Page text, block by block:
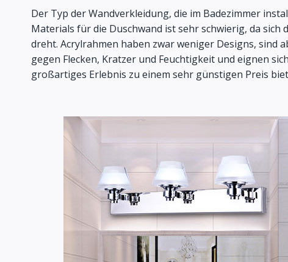
Der Typ der Wandverkleidung, die im Badezimmer
Materials für die Duschwand ist sehr schwierig, da
dreht. Acrylrahmen haben zwar weniger Designs, sind
gegen Flecken, Kratzer und Feuchtigkeit und eignen
großartiges Erlebnis zu einem sehr günstigen Preis